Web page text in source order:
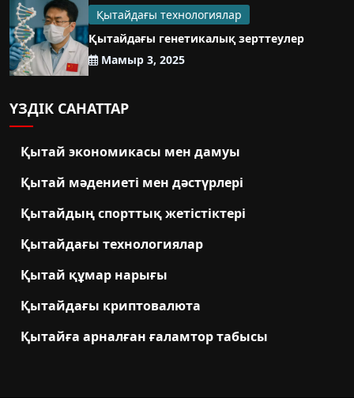
Қытайдағы технологиялар
Қытайдағы генетикалық зерттеулер
Мамыр 3, 2025
ҮЗДІК САНАТТАР
Қытай экономикасы мен дамуы
Қытай мәдениеті мен дәстүрлері
Қытайдың спорттық жетістіктері
Қытайдағы технологиялар
Қытай құмар нарығы
Қытайдағы криптовалюта
Қытайға арналған ғаламтор табысы